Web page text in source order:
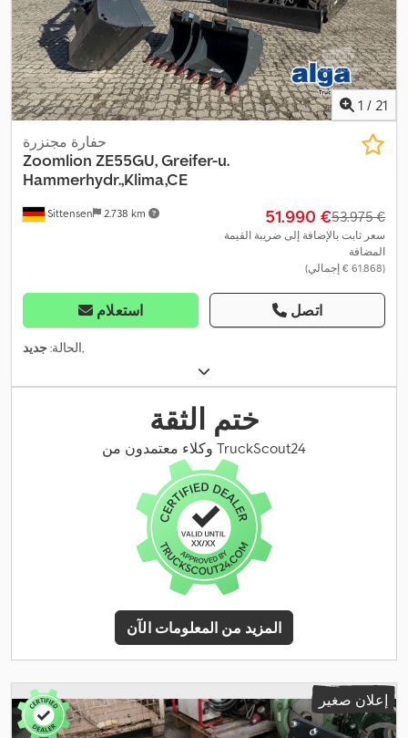
1 / 21
Sittensen 2.738 km
حفارة مجنزرة
Zoomlion ZE55GU, Greifer-u.
Hammerhydr.,Klima,CE
‏51.990 € ‏53.975 €
سعر ثابت بالإضافة إلى ضريبة القيمة
المضافة
(‏61.868 € إجمالي)
استعلام اتصل
الحالة:جديد ,
ختم الثقة
وكلاء معتمدون من TruckScout24
المزيد من المعلومات الآن
إعلان صغير